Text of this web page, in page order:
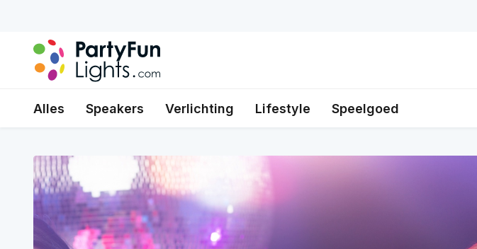
Alles Speakers Verlichting Lifestyle Speelgoed